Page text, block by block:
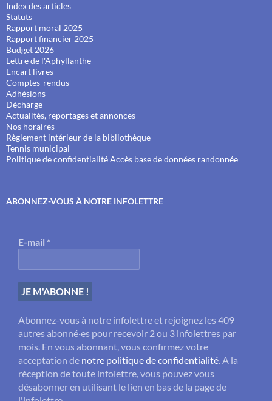
Index des articles
Statuts
Rapport moral 2025
Rapport financier 2025
Budget 2026
Lettre de l'Aphyllanthe
Encart livres
Comptes-rendus
Adhésions
Décharge
Actualités, reportages et annonces
Nos horaires
Règlement intérieur de la bibliothèque
Tennis municipal
Politique de confidentialitéAccès base de données randonnée
ABONNEZ-VOUS À NOTRE INFOLETTRE
E-mail *
Abonnez-vous à notre infolettre et rejoignez les 409
autres abonné·es pour recevoir 2 ou 3 infolettres par
mois. En vous abonnant, vous confirmez votre
acceptation de notre politique de confidentialité. A la
réception de toute infolettre, vous pouvez vous
désabonner en utilisant le lien en bas de la page de